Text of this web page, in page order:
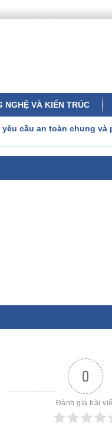
NGHỆ VÀ KIẾN TRÚC
yêu cầu an toàn chung
0
Đánh giá bài